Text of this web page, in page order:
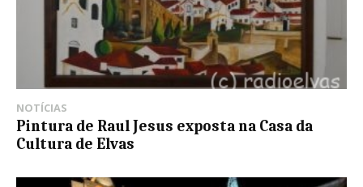
NOTÍCIAS
Pintura de Raul Jesus exposta na Casa da
Cultura de Elvas